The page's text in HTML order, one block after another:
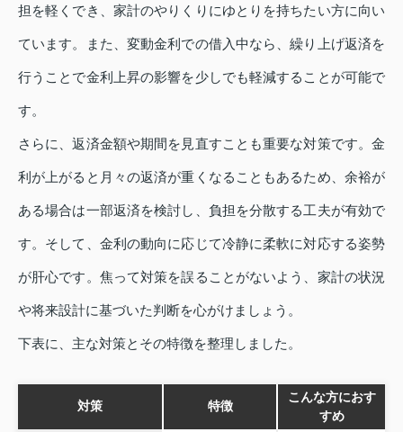
担を軽くでき、家計のやりくりにゆとりを持ちたい方に向い
ています。また、変動金利での借入中なら、繰り上げ返済を
行うことで金利上昇の影響を少しでも軽減することが可能で
す。
さらに、返済金額や期間を見直すことも重要な対策です。金
利が上がると月々の返済が重くなることもあるため、余裕が
ある場合は一部返済を検討し、負担を分散する工夫が有効で
す。そして、金利の動向に応じて冷静に柔軟に対応する姿勢
が肝心です。焦って対策を誤ることがないよう、家計の状況
や将来設計に基づいた判断を心がけましょう。
下表に、主な対策とその特徴を整理しました。
対策 特徴
こんな方におす
すめ